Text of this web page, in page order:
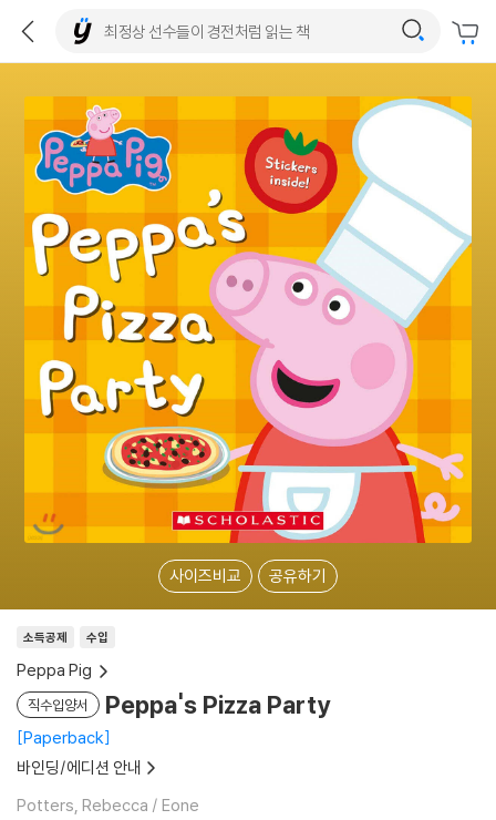
사이즈비교 공유하기
소득공제 수입
Peppa Pig
직수입양서 Peppa's Pizza Party
Paperback
바인딩/에디션 안내
Potters, Rebecca / Eone